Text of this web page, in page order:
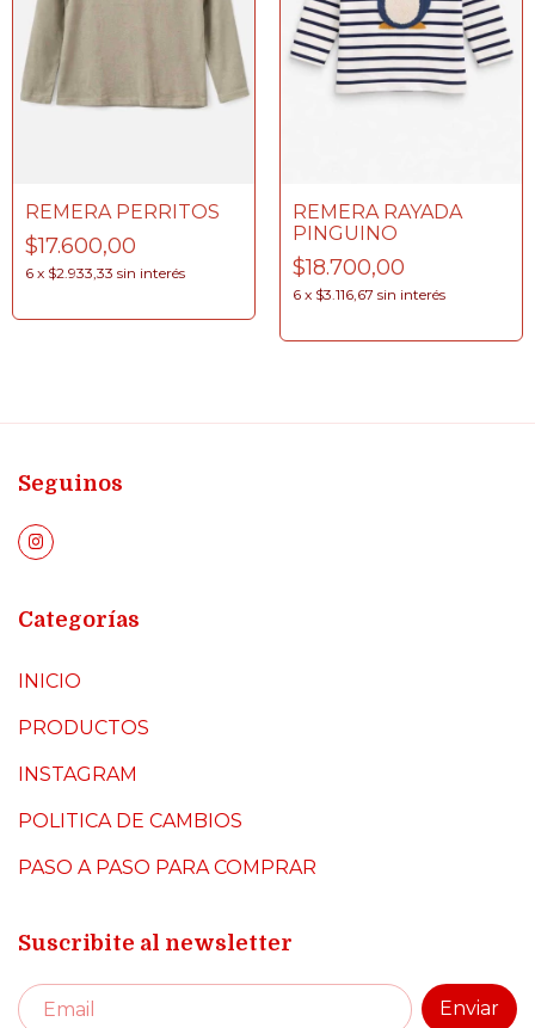
REMERA PERRITOS
$17.600,00
6 x $2.933,33 sin interés
REMERA RAYADA
PINGUINO
$18.700,00
6 x $3.116,67 sin interés
Seguinos
Categorías
INICIO
PRODUCTOS
INSTAGRAM
POLITICA DE CAMBIOS
PASO A PASO PARA COMPRAR
Suscribite al newsletter